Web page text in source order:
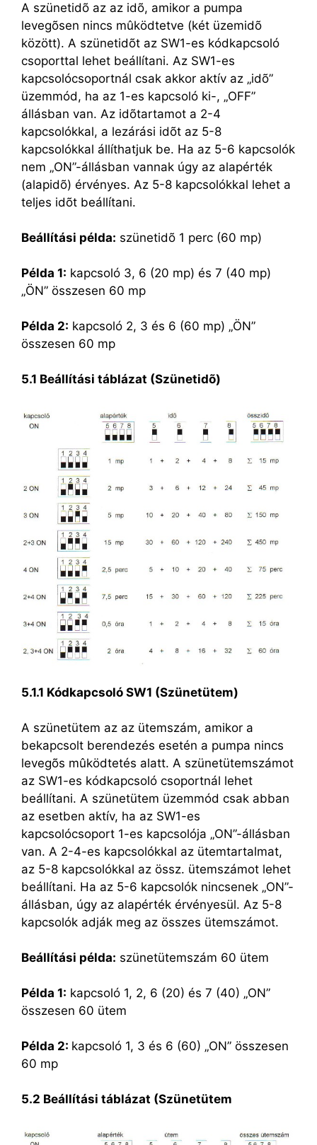
A szünetidõ az az idõ, amikor a pumpa
levegõsen nincs mûködtetve (két üzemidõ
között). A szünetidõt az SW1-es kódkapcsoló
csoporttal lehet beállítani. Az SW1-es
kapcsolócsoportnál csak akkor aktív az „idõ”
üzemmód, ha az 1-es kapcsoló ki-, „OFF”
állásban van. Az idõtartamot a 2-4
kapcsolókkal, a lezárási idõt az 5-8
kapcsolókkal állíthatjuk be. Ha az 5-6 kapcsolók
nem „ON”-állásban vannak úgy az alapérték
(alapidõ) érvényes. Az 5-8 kapcsolókkal lehet a
teljes idõt beállítani.
Beállítási példa: szünetidõ 1 perc (60 mp)
Példa 1: kapcsoló 3, 6 (20 mp) és 7 (40 mp)
„ÖN” összesen 60 mp
Példa 2: kapcsoló 2, 3 és 6 (60 mp) „ÖN”
összesen 60 mp
5.1 Beállítási táblázat (Szünetidõ)
5.1.1 Kódkapcsoló SW1 (Szünetütem)
A szünetütem az az ütemszám, amikor a
bekapcsolt berendezés esetén a pumpa nincs
levegõs mûködtetés alatt. A szünetütemszámot
az SW1-es kódkapcsoló csoportnál lehet
beállítani. A szünetütem üzemmód csak abban
az esetben aktív, ha az SW1-es
kapcsolócsoport 1-es kapcsolója „ON”-állásban
van. A 2-4-es kapcsolókkal az ütemtartalmat,
az 5-8 kapcsolókkal az össz. ütemszámot lehet
beállítani. Ha az 5-6 kapcsolók nincsenek „ON”-
állásban, úgy az alapérték érvényesül. Az 5-8
kapcsolók adják meg az összes ütemszámot.
Beállítási példa: szünetütemszám 60 ütem
Példa 1: kapcsoló 1, 2, 6 (20) és 7 (40) „ON”
összesen 60 ütem
Példa 2: kapcsoló 1, 3 és 6 (60) „ON” összesen
60 mp
5.2 Beállítási táblázat (Szünetütem